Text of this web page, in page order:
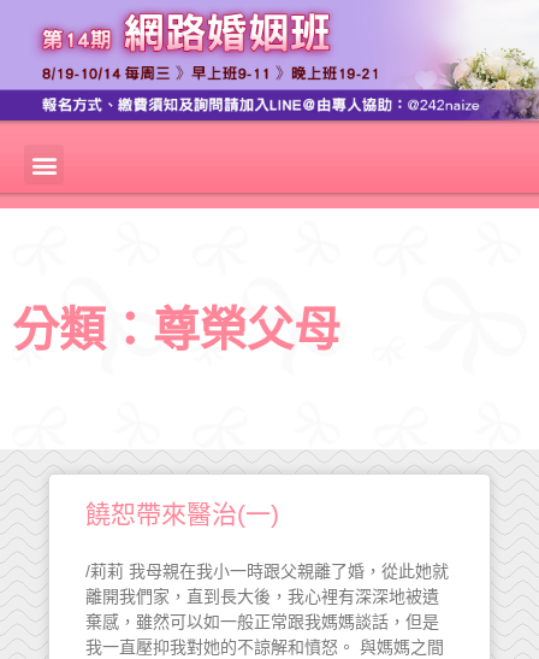
分類：尊榮父母
饒恕帶來醫治(一)
/莉莉 我母親在我小一時跟父親離了婚，從此她就
離開我們家，直到長大後，我心裡有深深地被遺
棄感，雖然可以如一般正常跟我媽媽談話，但是
我一直壓抑我對她的不諒解和憤怒。 與媽媽之間